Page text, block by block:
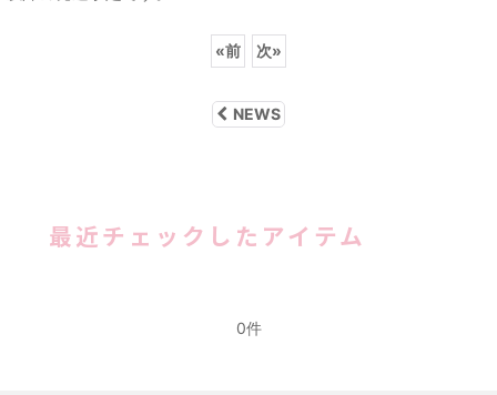
«前 次»
NEWS
最近チェックしたアイテム
0件